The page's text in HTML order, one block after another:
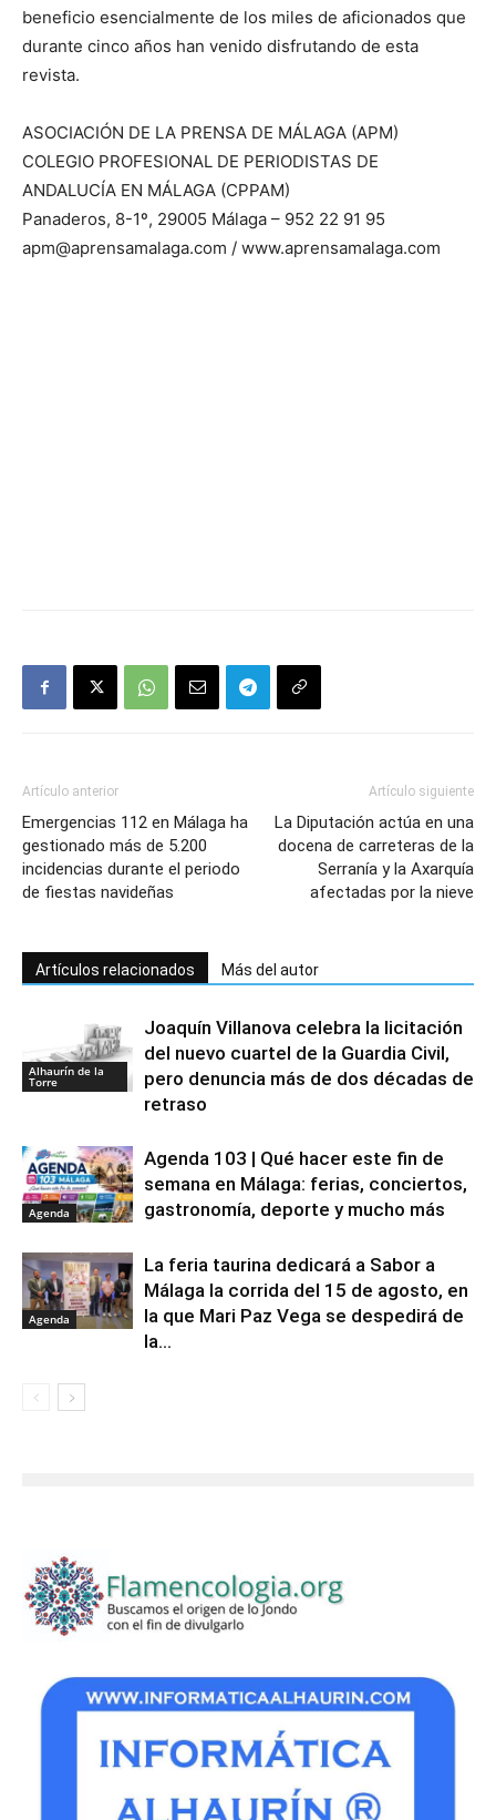
beneficio esencialmente de los miles de aficionados que
durante cinco años han venido disfrutando de esta
revista.
ASOCIACIÓN DE LA PRENSA DE MÁLAGA (APM)
COLEGIO PROFESIONAL DE PERIODISTAS DE
ANDALUCÍA EN MÁLAGA (CPPAM)
Panaderos, 8-1º, 29005 Málaga – 952 22 91 95
apm@aprensamalaga.com / www.aprensamalaga.com
Artículo anterior
Emergencias 112 en Málaga ha
gestionado más de 5.200
incidencias durante el periodo
de fiestas navideñas
Artículo siguiente
La Diputación actúa en una
docena de carreteras de la
Serranía y la Axarquía
afectadas por la nieve
Artículos relacionados Más del autor
Alhaurín de la
Torre
Joaquín Villanova celebra la licitación
del nuevo cuartel de la Guardia Civil,
pero denuncia más de dos décadas de
retraso
Agenda
Agenda 103 | Qué hacer este fin de
semana en Málaga: ferias, conciertos,
gastronomía, deporte y mucho más
Agenda
La feria taurina dedicará a Sabor a
Málaga la corrida del 15 de agosto, en
la que Mari Paz Vega se despedirá de
la...